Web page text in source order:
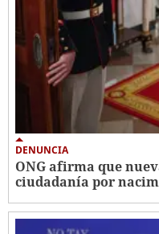
DENUNCIA
ONG afirma que
ciudadanía por